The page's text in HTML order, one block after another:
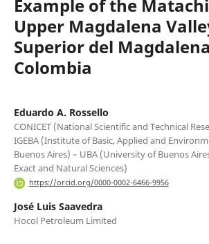
Example of the
Upper Magdalena
Superior del
Colombia
Eduardo A. Rossello
CONICET (National Scientific and Technical
IGEBA (Institute of Basic, Applied and
Buenos Aires) – UBA (University of Buenos
Exact and Natural Sciences)
https://orcid.org/0000-0002-6466-9956
José Luis Saavedra
Hocol Petroleum Limited